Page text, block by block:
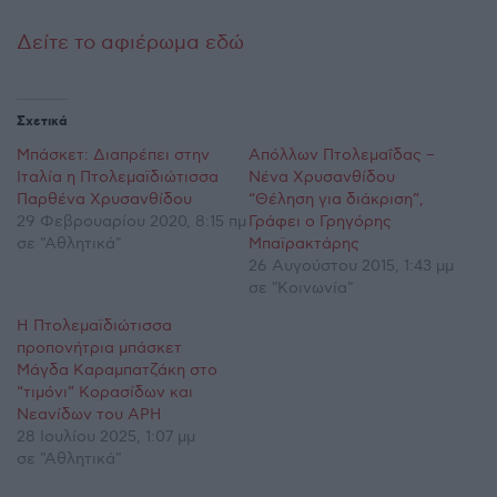
Δείτε το αφιέρωμα εδώ
Σχετικά
Μπάσκετ: Διαπρέπει στην
Ιταλία η Πτολεμαϊδιώτισσα
Παρθένα Χρυσανθίδου
29 Φεβρουαρίου 2020, 8:15 πμ
σε "Αθλητικά"
Απόλλων Πτολεμαΐδας –
Νένα Χρυσανθίδου
“Θέληση για διάκριση”,
Γράφει ο Γρηγόρης
Μπαϊρακτάρης
26 Αυγούστου 2015, 1:43 μμ
σε "Κοινωνία"
Η Πτολεμαϊδιώτισσα
προπονήτρια μπάσκετ
Μάγδα Καραμπατζάκη στο
“τιμόνι” Κορασίδων και
Νεανίδων του ΑΡΗ
28 Ιουλίου 2025, 1:07 μμ
σε "Αθλητικά"